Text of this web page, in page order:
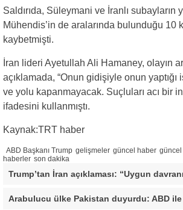
Saldırıda, Süleymani ve İranlı subayların
Mühendis’in de aralarında bulunduğu 10
kaybetmişti.
İran lideri Ayetullah Ali Hamaney, olayın
açıklamada, “Onun gidişiyle onun
ve yolu kapanmayacak. Suçluları acı bir
ifadesini kullanmıştı.
Kaynak:TRT haber
ABD Başkanı Trump gelişmeler güncel haber
haberler son dakika